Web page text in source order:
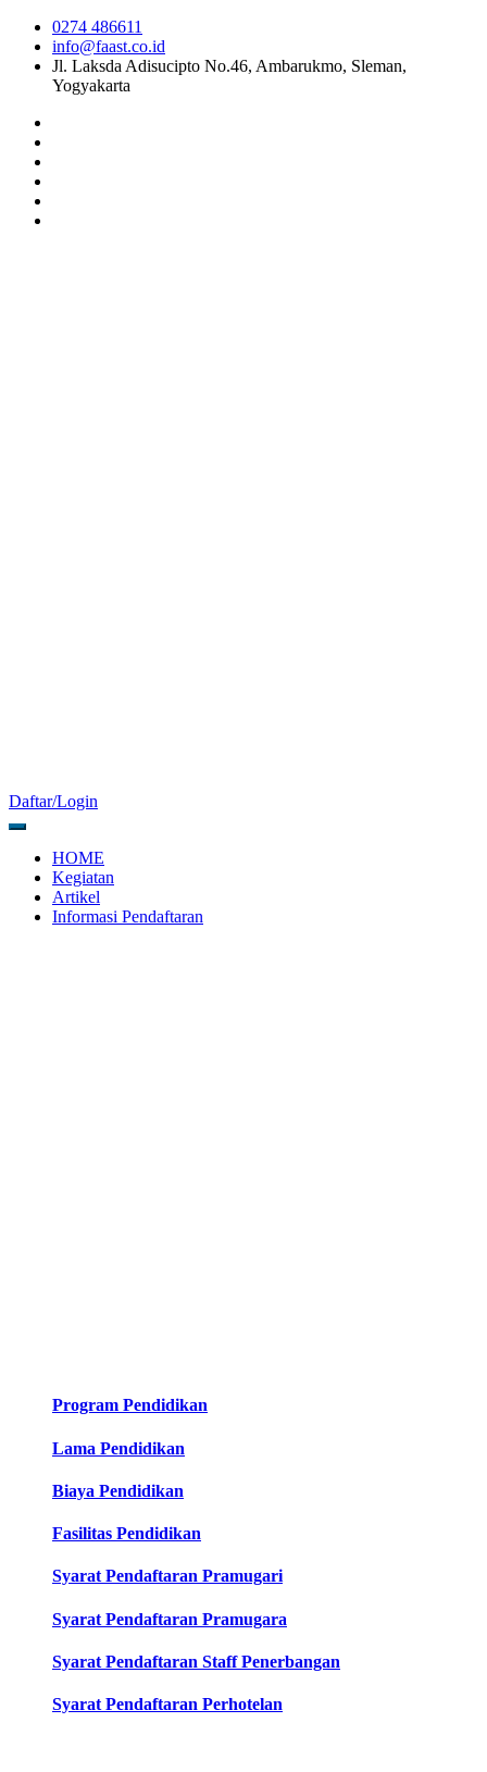
0274 486611
info@faast.co.id
Jl. Laksda Adisucipto No.46, Ambarukmo, Sleman,
Yogyakarta
Daftar/Login
HOME
Kegiatan
Artikel
Informasi Pendaftaran
Program Pendidikan
Lama Pendidikan
Biaya Pendidikan
Fasilitas Pendidikan
Syarat Pendaftaran Pramugari
Syarat Pendaftaran Pramugara
Syarat Pendaftaran Staff Penerbangan
Syarat Pendaftaran Perhotelan